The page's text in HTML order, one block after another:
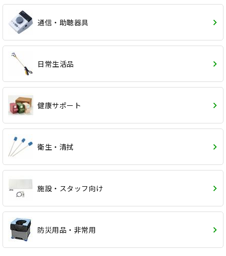
通信・助聴器具
日常生活品
健康サポート
衛生・清拭
施設・スタッフ向け
防災用品・非常用